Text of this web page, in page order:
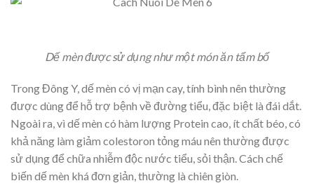
Dế mèn được sử dụng như một món ăn tẩm bổ
Trong Đông Y, dế mèn có vị mạn cay, tính bình nên thường
được dùng để hỗ trợ bệnh về đường tiểu, đặc biệt là đái dắt.
Ngoài ra, vì dế mèn có hàm lượng Protein cao, ít chất béo, có
khả năng làm giảm colestoron tỏng máu nên thường được
sử dụng để chữa nhiễm độc nước tiểu, sỏi thận. Cách chế
biến dế mèn khá đơn giản, thường là chiên giòn.